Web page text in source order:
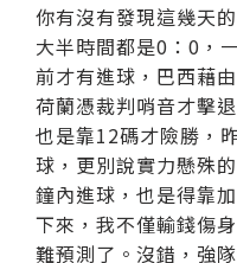
你有沒有發現這幾天
大半時間都是0：0，
前才有進球，巴西藉
荷蘭憑裁判哨音才擊
也是靠12碼才險勝，
球，更別說實力懸殊
鐘內進球，也是得靠
下來，我不僅輸錢傷
難預測了。沒錯，強